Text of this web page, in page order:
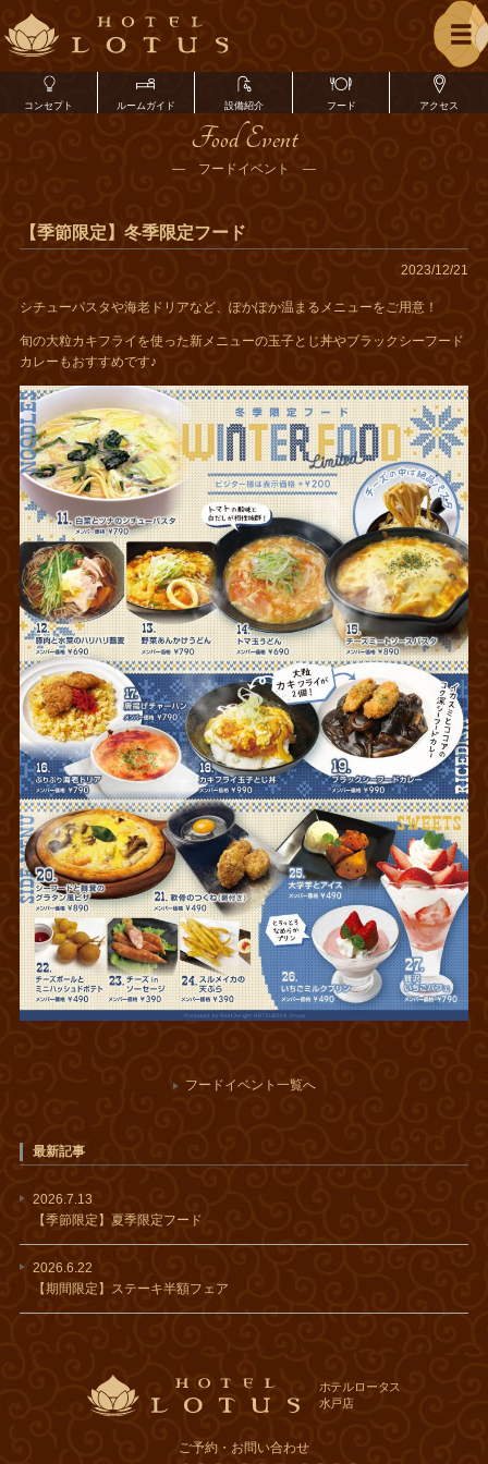
コンセプト ルームガイド 設備紹介 フード アクセス
Food Event
― フードイベント ―
【季節限定】冬季限定フード
2023/12/21
シチューパスタや海老ドリアなど、ぽかぽか温まるメニューをご用意！
旬の大粒カキフライを使った新メニューの玉子とじ丼やブラックシーフード
カレーもおすすめです♪
フードイベント一覧へ
最新記事
2026.7.13
【季節限定】夏季限定フード
2026.6.22
【期間限定】ステーキ半額フェア
ホテルロータス
水戸店
ご予約・お問い合わせ